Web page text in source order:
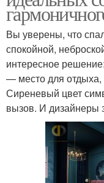
Вы уверены, что
спокойной,
интересное
— место для отдыха,
Сиреневый цвет
вызов. И дизайнеры